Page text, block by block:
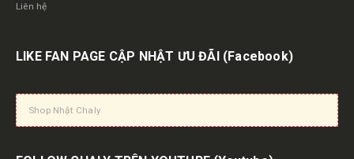
Liên hệ
LIKE FAN PAGE CẬP NHẬT ƯU ĐÃI (Facebook)
Shop Nhật Chaly